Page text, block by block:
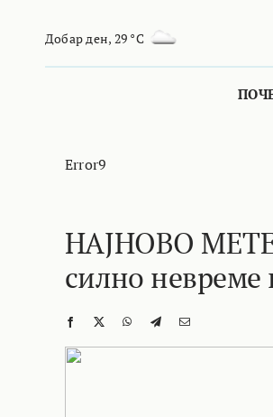
Добар ден, 29 °C
Error9
НАЈНОВО
силно невреме